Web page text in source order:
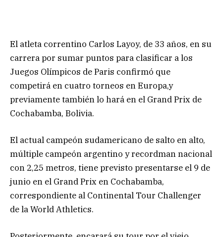
El atleta correntino Carlos Layoy, de 33 años, en su
carrera por sumar puntos para clasificar a los
Juegos Olímpicos de Paris confirmó que
competirá en cuatro torneos en Europa,y
previamente también lo hará en el Grand Prix de
Cochabamba, Bolivia.
El actual campeón sudamericano de salto en alto,
múltiple campeón argentino y recordman nacional
con 2,25 metros, tiene previsto presentarse el 9 de
junio en el Grand Prix en Cochabamba,
correspondiente al Continental Tour Challenger
de la World Athletics.